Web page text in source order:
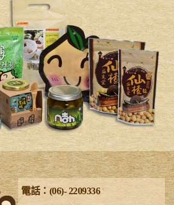
電話：(06)- 2209336